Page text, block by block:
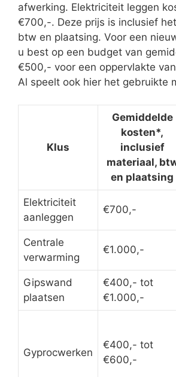
afwerking. Elektriciteit leggen
€700,-. Deze prijs is inclusief
btw en plaatsing. Voor een
u best op een budget van
€500,- voor een oppervlakte van
Al speelt ook hier het gebruikte
Klus
Gemiddelde
kosten*,
inclusief
materiaal,
en plaatsing
Elektriciteit
aanleggen
€700,-
Centrale
verwarming
€1.000,-
Gipswand
plaatsen
€400,- tot
€1.000,-
Gyprocwerken
€400,- tot
€600,-